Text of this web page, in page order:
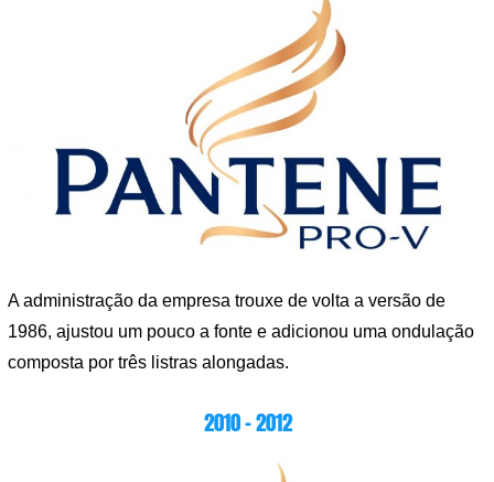
A administração da empresa trouxe de volta a versão de
1986, ajustou um pouco a fonte e adicionou uma ondulação
composta por três listras alongadas.
2010 – 2012